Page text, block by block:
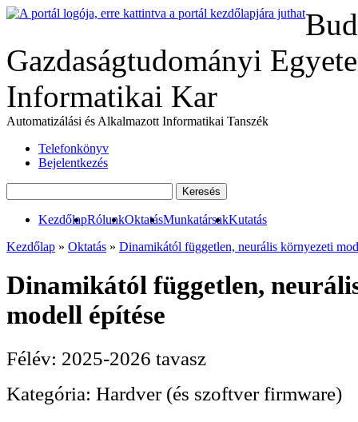
Gazdaságtudományi
Informatikai Kar
Automatizálási és Alkalmazott Informatikai Tanszék
Telefonkönyv
Bejelentkezés
KezdőlapRólunkOktatásMunkatársakKutatás
Kezdőlap » Oktatás » Dinamikától független, neurális környezeti
Dinamikától független,
modell építése
Félév: 2025-2026 tavasz
Kategória: Hardver (és szoftver firmware)